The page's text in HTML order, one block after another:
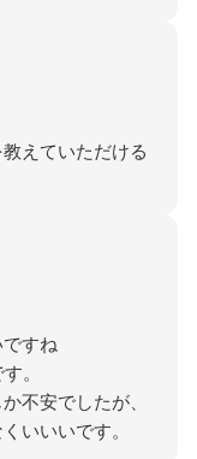
えていただける
すね
。
不安でしたが、
いいいです。